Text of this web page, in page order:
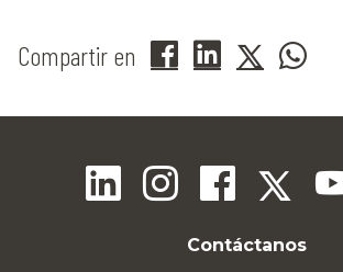
Compartir en
Contáctanos